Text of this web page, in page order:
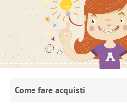
Come fare acquisti